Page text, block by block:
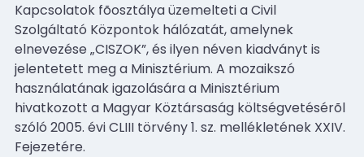
Kapcsolatok fõosztálya üzemelteti a Civil
Szolgáltató Központok hálózatát, amelynek
elnevezése „CISZOK”, és ilyen néven kiadványt is
jelentetett meg a Minisztérium. A mozaikszó
használatának igazolására a Minisztérium
hivatkozott a Magyar Köztársaság költségvetésérõl
szóló 2005. évi CLIII törvény 1. sz. mellékletének XXIV.
Fejezetére.